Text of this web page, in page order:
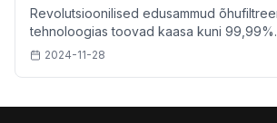
Revolutsioonilised edusammud
tehnoloogias toovad kaasa kuni 99,99%
filtreerimisefektiivsuse ja
2024-11-28